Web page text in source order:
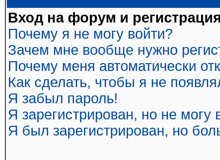
Вход на форум и
Почему я не могу войти?
Зачем мне вообще нужно
Почему меня автоматически
Как сделать, чтобы я не
Я забыл пароль!
Я зарегистрирован, но не могу
Я был зарегистрирован, но